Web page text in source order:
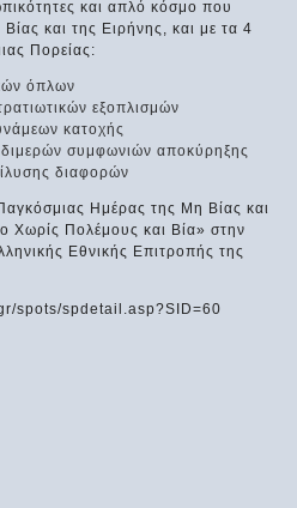
και απλό κόσμο που
και της Ειρήνης, και με τα 4
Πορείας:
όπλων
εξοπλισμών
κατοχής
συμφωνιών αποκύρηξης
διαφορών
Ημέρας της Μη Βίας και
Χωρίς Πολέμους και Βία» στην
Εθνικής Επιτροπής της
spots/spdetail.asp?SID=60